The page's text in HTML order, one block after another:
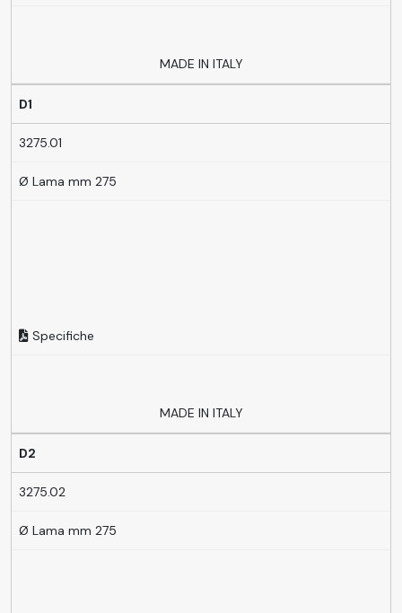
MADE IN ITALY
D1
3275.01
Ø Lama mm 275
Specifiche
MADE IN ITALY
D2
3275.02
Ø Lama mm 275